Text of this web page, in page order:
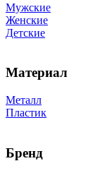
Мужские
Женские
Детские
Материал
Металл
Пластик
Бренд